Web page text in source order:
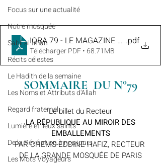
​​Focus sur une actualité
Notre mosquée
Sabil al-Iman
Récits célestes
Le Hadith de la semaine
Les Noms et Attributs d'Allah
Regard fraternel
Lumière et lieux saints
De la Révélation à nos jours
Les Mots Voyageurs
IQRA 79 - LE MAGAZINE .pdf
Télécharger PDF • 68.71MB
SOMMAIRE  DU N°79
Le billet du Recteur
LA RÉPUBLIQUE AU MIROIR DES
EMBALLEMENTS
PAR CHEMS-EDDINE HAFIZ, RECTEUR
DE LA GRANDE MOSQUÉE DE PARIS